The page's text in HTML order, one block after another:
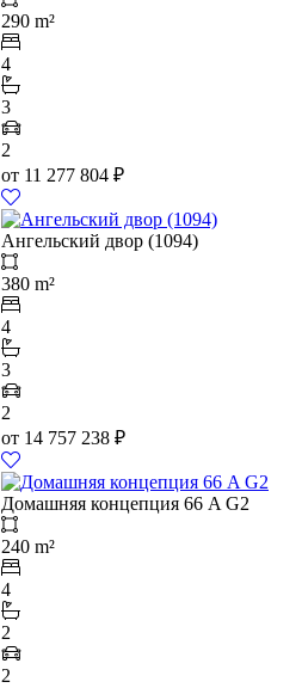
290 m²
4
3
2
от 11 277 804 ₽
Ангельский двор (1094)
380 m²
4
3
2
от 14 757 238 ₽
Домашняя концепция 66 A G2
240 m²
4
2
2